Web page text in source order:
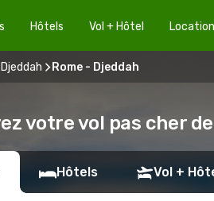
Hôtels Vol + Hôtel
Djeddah Rome - Djeddah
votre vol pas cher
Hôtels Vol +